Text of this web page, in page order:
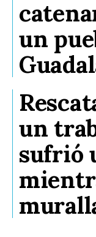
un
un
sufrió